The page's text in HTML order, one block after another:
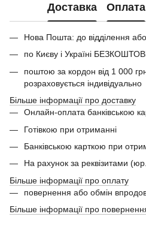
Доставка Оплата
Нова Пошта: до відділення
по Києву і Україні
поштою за кордон від 1 000
розраховується індивідуально
Більше інформації про доставку
Онлайн-оплата банківською
Готівкою при отриманні
Банківською карткою при
На рахунок за реквізитами
Більше інформації про оплату
повернення або обмін
Більше інформації про